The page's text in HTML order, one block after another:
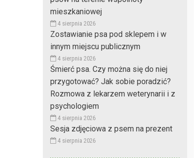
mieszkaniowej
4 sierpnia 2026
Zostawianie psa pod sklepem i w
innym miejscu publicznym
4 sierpnia 2026
Śmierć psa. Czy można się do niej
przygotować? Jak sobie poradzić?
Rozmowa z lekarzem weterynarii i z
psychologiem
4 sierpnia 2026
Sesja zdjęciowa z psem na prezent
4 sierpnia 2026